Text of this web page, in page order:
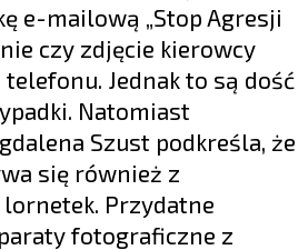
e-mailową „Stop Agresji
czy zdjęcie kierowcy
Jednak to są dość
Natomiast
Szust podkreśla, że
się również z
Przydatne
fotograficzne z